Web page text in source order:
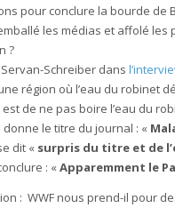
pour conclure la bourde de
les médias et affolé les
?
Schreiber dans
région où l’eau du robinet
de ne pas boire l’eau du
donne le titre du journal : «
dit « surpris du titre et de
: «Apparemment le
: WWF nous prend-il pour